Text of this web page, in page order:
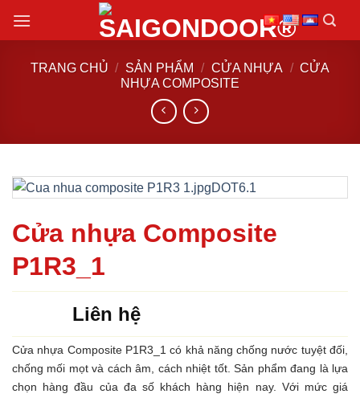
đến
TRANG CHỦ / SẢN PHẨM / CỬA NHỰA / CỬA
NHỰA COMPOSITE
Cửa nhựa Composite
P1R3_1
Liên hệ
Cửa nhựa Composite P1R3_1 có khả năng chống nước tuyệt đối,
chống mối mọt và cách âm, cách nhiệt tốt. Sản phẩm đang là lựa
chọn hàng đầu của đa số khách hàng hiện nay. Với mức giá